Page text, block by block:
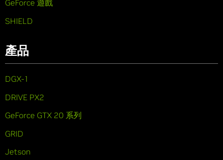
GeForce 遊戲
SHIELD
產品
DGX-1
DRIVE PX2
GeForce GTX 20 系列
GRID
Jetson